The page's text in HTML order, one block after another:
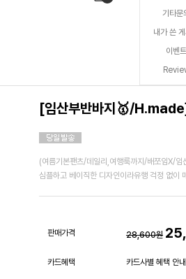
기타문
내가 쓴
이벤트
[임산부반바지🥇/
(여름기본팬츠/데일리,여행룩까지/배쪼임X/
심플하고 베이직한 디자인이라유행 걱정 없이
판매가격 28,600원
카드혜택 카드사별 혜택 안내